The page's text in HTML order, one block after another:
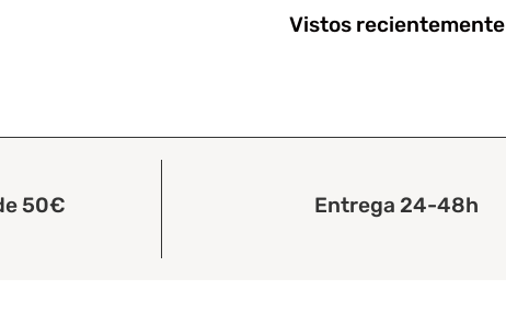
Vistos recientemente
50€ Entrega 24-48h